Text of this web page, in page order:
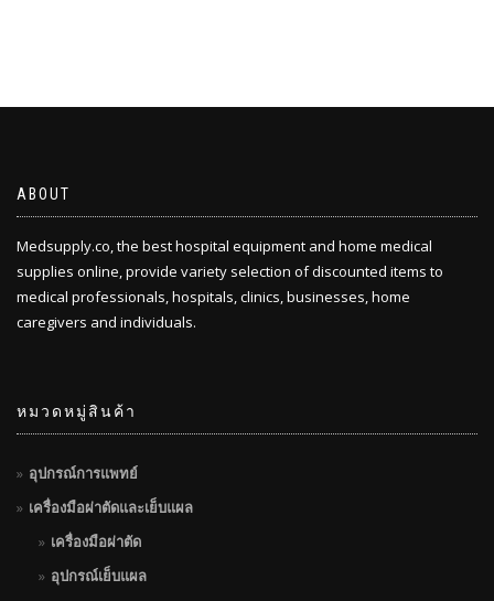
ABOUT
Medsupply.co, the best hospital equipment and home medical
supplies online, provide variety selection of discounted items to
medical professionals, hospitals, clinics, businesses, home
caregivers and individuals.
หมวดหมู่สินค้า
อุปกรณ์การแพทย์
เครื่องมือผ่าตัดและเย็บแผล
เครื่องมือผ่าตัด
อุปกรณ์เย็บแผล